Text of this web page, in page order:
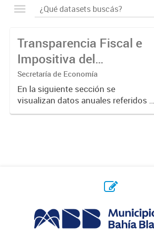
Transparencia Fiscal e
Impositiva del
Municipio. Año 2023
Secretaría de Economía
En la siguiente sección se
visualizan datos anuales referidos a
la transparencia fiscal e impositiva